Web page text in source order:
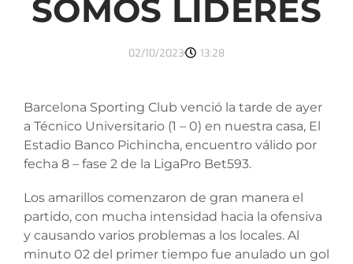
SOMOS LÍDERES
02/10/2023 13:28
Barcelona Sporting Club venció la tarde de ayer
a Técnico Universitario (1 – 0) en nuestra casa, El
Estadio Banco Pichincha, encuentro válido por
fecha 8 – fase 2 de la LigaPro Bet593.
Los amarillos comenzaron de gran manera el
partido, con mucha intensidad hacia la ofensiva
y causando varios problemas a los locales. Al
minuto 02 del primer tiempo fue anulado un gol